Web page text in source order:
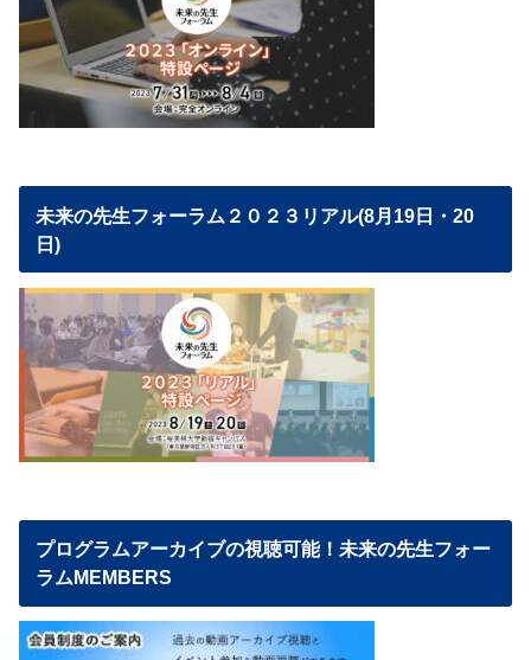
未来の先生フォーラム２０２３リアル(8月19日・20
日)
プログラムアーカイブの視聴可能！未来の先生フォー
ラムMEMBERS